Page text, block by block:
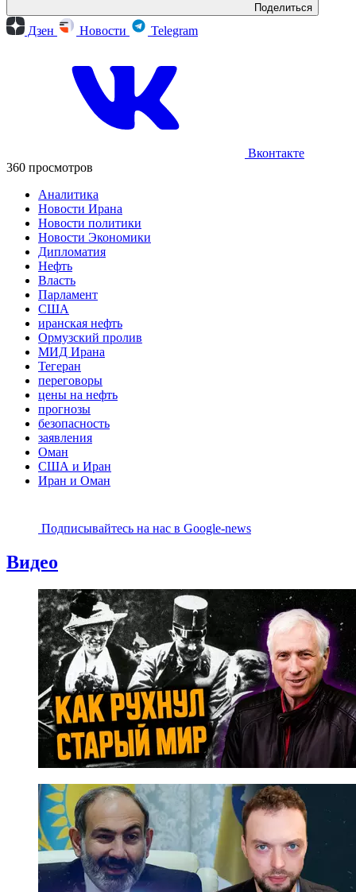
Поделиться
Дзен Новости Telegram
Вконтакте
360 просмотров
Аналитика
Новости Ирана
Новости политики
Новости Экономики
Дипломатия
Нефть
Власть
Парламент
США
иранская нефть
Ормузский пролив
МИД Ирана
Тегеран
переговоры
цены на нефть
прогнозы
безопасность
заявления
Оман
США и Иран
Иран и Оман
Подписывайтесь на наc в Google-news
Видео